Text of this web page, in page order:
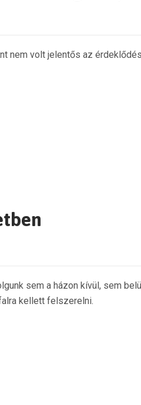
nem volt jelentős az
sem a házon kívül, sem
kellett felszerelni.